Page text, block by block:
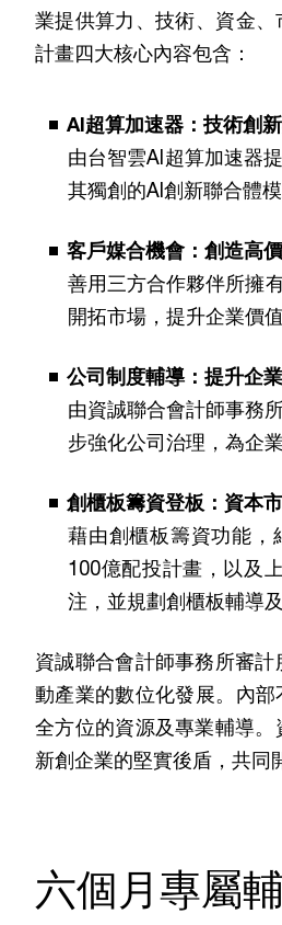
業提供算力、技術、資金、
計畫四大核心內容包含：
AI超算加速器：技術創
由台智雲AI超算加速器
其獨創的AI創新聯合體
客戶媒合機會：創造高
善用三方合作夥伴所擁
開拓市場，提升企業價
公司制度輔導：提升企
由資誠聯合會計師事務
步強化公司治理，為企
創櫃板籌資登板：資本
藉由創櫃板籌資功能，
100億配投計畫，以及
注，並規劃創櫃板輔導
資誠聯合會計師事務所審
動產業的數位化發展。內
全方位的資源及專業輔導
新創企業的堅實後盾，共同
六個月專屬